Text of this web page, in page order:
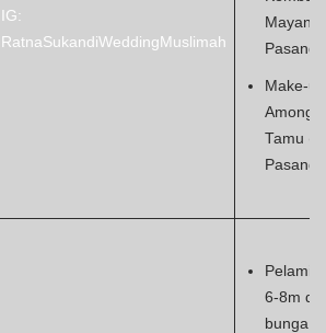
IG:
RatnaSukandiWeddingMuslimah
Mayang
Pasang)
Make-up
Among
Tamu (6
Pasang)
6-8m
bunga